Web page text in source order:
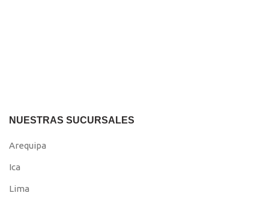
NUESTRAS SUCURSALES
Arequipa
Ica
Lima